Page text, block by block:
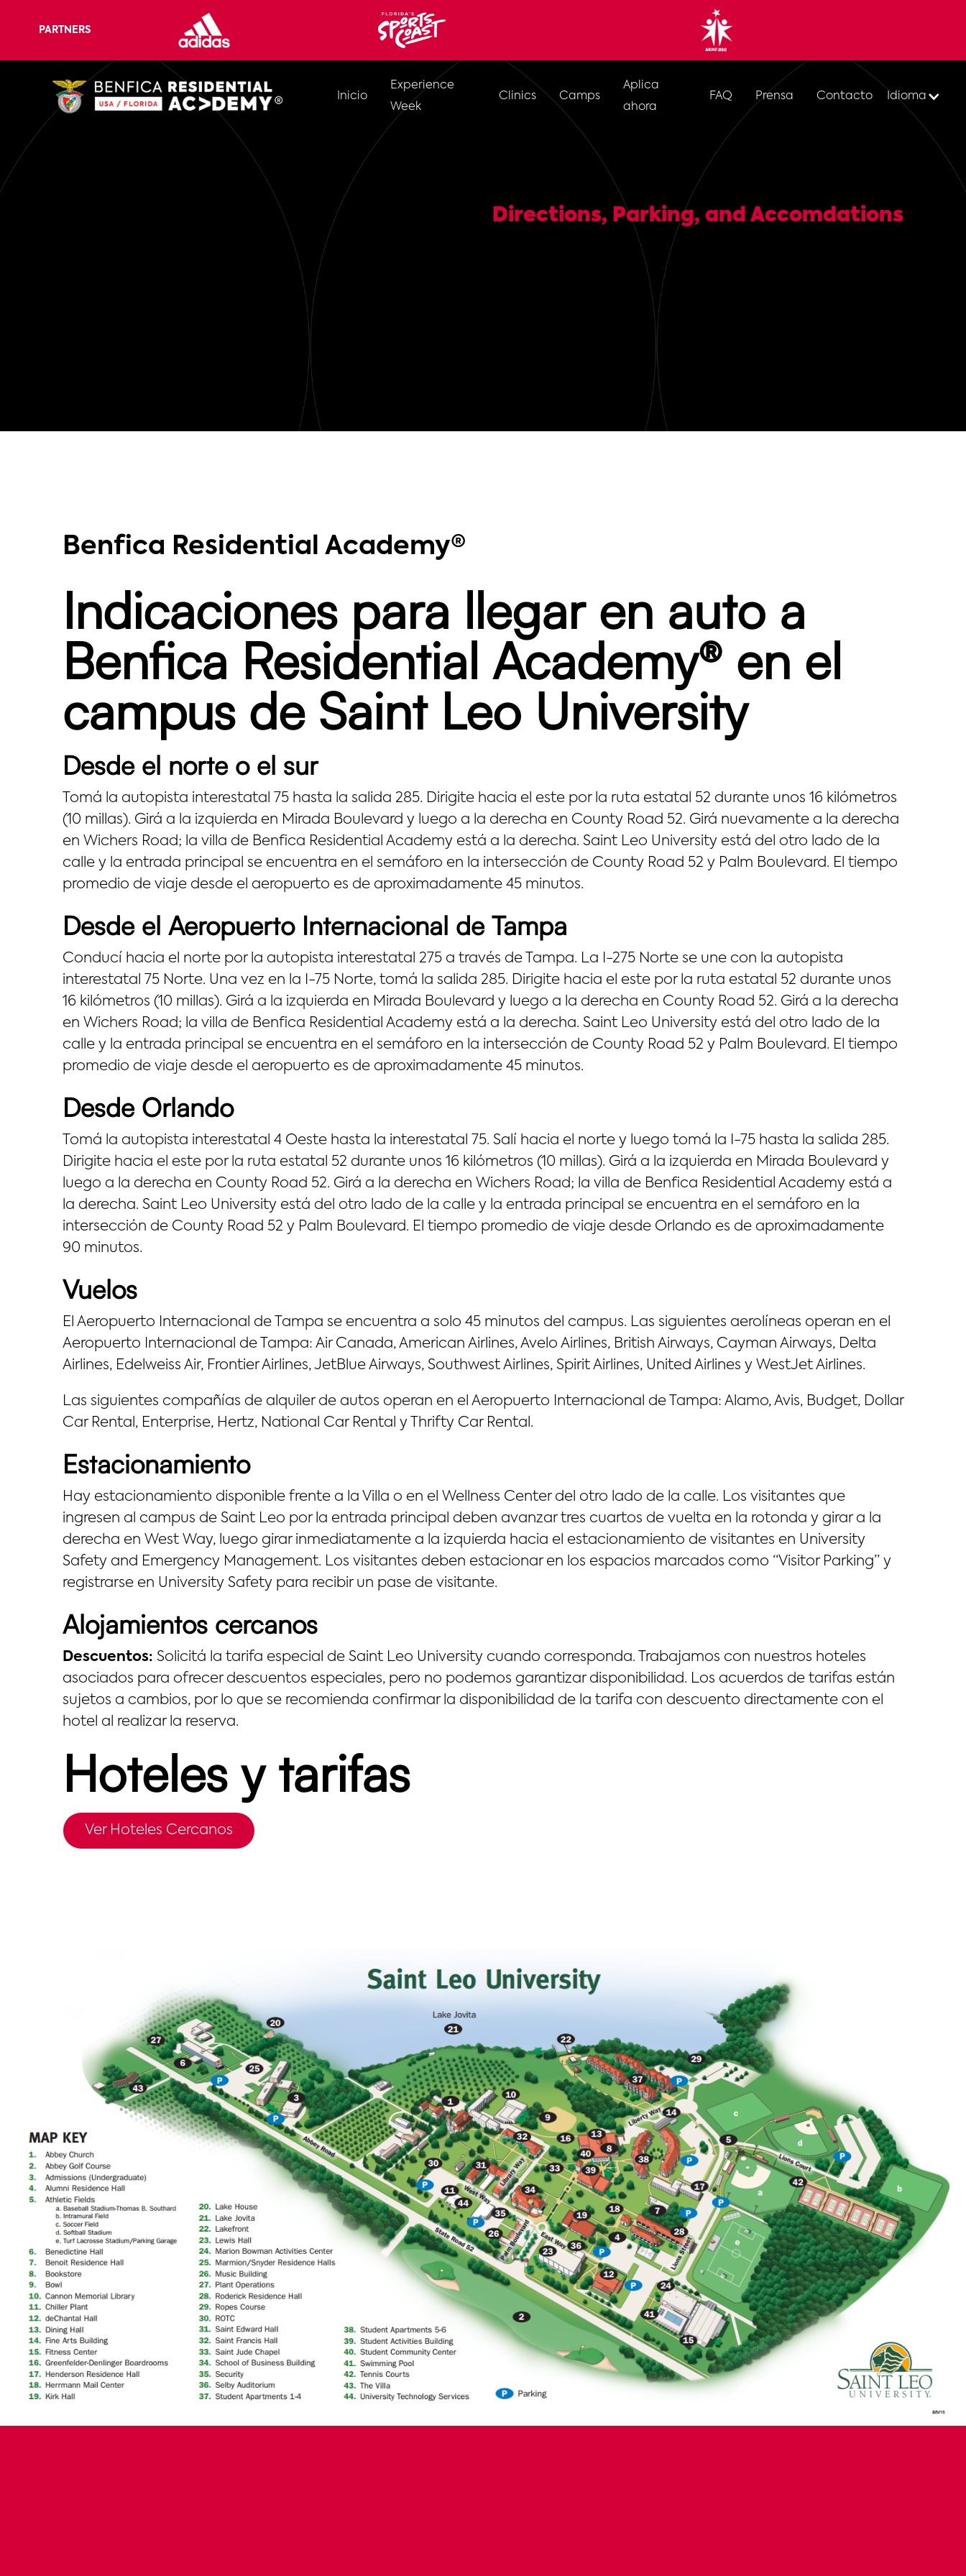
PARTNERS
Inicio
Experience
Week
Clinics Camps
Aplica
ahora
FAQ Prensa Contacto Idioma
Directions, Parking, and Accomdations
Benfica Residential Academy®
Indicaciones para llegar en auto a
Benfica Residential Academy® en el
campus de Saint Leo University
Desde el norte o el sur
Tomá la autopista interestatal 75 hasta la salida 285. Dirigite hacia el este por la ruta estatal 52 durante unos 16 kilómetros
(10 millas). Girá a la izquierda en Mirada Boulevard y luego a la derecha en County Road 52. Girá nuevamente a la derecha
en Wichers Road; la villa de Benfica Residential Academy está a la derecha. Saint Leo University está del otro lado de la
calle y la entrada principal se encuentra en el semáforo en la intersección de County Road 52 y Palm Boulevard. El tiempo
promedio de viaje desde el aeropuerto es de aproximadamente 45 minutos.
Desde el Aeropuerto Internacional de Tampa
Conducí hacia el norte por la autopista interestatal 275 a través de Tampa. La I-275 Norte se une con la autopista
interestatal 75 Norte. Una vez en la I-75 Norte, tomá la salida 285. Dirigite hacia el este por la ruta estatal 52 durante unos
16 kilómetros (10 millas). Girá a la izquierda en Mirada Boulevard y luego a la derecha en County Road 52. Girá a la derecha
en Wichers Road; la villa de Benfica Residential Academy está a la derecha. Saint Leo University está del otro lado de la
calle y la entrada principal se encuentra en el semáforo en la intersección de County Road 52 y Palm Boulevard. El tiempo
promedio de viaje desde el aeropuerto es de aproximadamente 45 minutos.
Desde Orlando
Tomá la autopista interestatal 4 Oeste hasta la interestatal 75. Salí hacia el norte y luego tomá la I-75 hasta la salida 285.
Dirigite hacia el este por la ruta estatal 52 durante unos 16 kilómetros (10 millas). Girá a la izquierda en Mirada Boulevard y
luego a la derecha en County Road 52. Girá a la derecha en Wichers Road; la villa de Benfica Residential Academy está a
la derecha. Saint Leo University está del otro lado de la calle y la entrada principal se encuentra en el semáforo en la
intersección de County Road 52 y Palm Boulevard. El tiempo promedio de viaje desde Orlando es de aproximadamente
90 minutos.
Vuelos
El Aeropuerto Internacional de Tampa se encuentra a solo 45 minutos del campus. Las siguientes aerolíneas operan en el
Aeropuerto Internacional de Tampa: Air Canada, American Airlines, Avelo Airlines, British Airways, Cayman Airways, Delta
Airlines, Edelweiss Air, Frontier Airlines, JetBlue Airways, Southwest Airlines, Spirit Airlines, United Airlines y WestJet Airlines.
Las siguientes compañías de alquiler de autos operan en el Aeropuerto Internacional de Tampa: Alamo, Avis, Budget, Dollar
Car Rental, Enterprise, Hertz, National Car Rental y Thrifty Car Rental.
Estacionamiento
Hay estacionamiento disponible frente a la Villa o en el Wellness Center del otro lado de la calle. Los visitantes que
ingresen al campus de Saint Leo por la entrada principal deben avanzar tres cuartos de vuelta en la rotonda y girar a la
derecha en West Way, luego girar inmediatamente a la izquierda hacia el estacionamiento de visitantes en University
Safety and Emergency Management. Los visitantes deben estacionar en los espacios marcados como “Visitor Parking” y
registrarse en University Safety para recibir un pase de visitante.
Alojamientos cercanos
Descuentos: Solicitá la tarifa especial de Saint Leo University cuando corresponda. Trabajamos con nuestros hoteles
asociados para ofrecer descuentos especiales, pero no podemos garantizar disponibilidad. Los acuerdos de tarifas están
sujetos a cambios, por lo que se recomienda confirmar la disponibilidad de la tarifa con descuento directamente con el
hotel al realizar la reserva.
Hoteles y tarifas
Ver Hoteles Cercanos